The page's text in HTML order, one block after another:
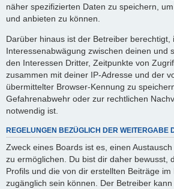
näher spezifizierten Daten zu speichern,
und anbieten zu können.
Darüber hinaus ist der Betreiber berechtigt,
Interessenabwägung zwischen deinen und
den Interessen Dritter, Zeitpunkte von
zusammen mit deiner IP-Adresse und der
übermittelter Browser-Kennung zu
Gefahrenabwehr oder zur rechtlichen
notwendig ist.
REGELUNGEN BEZÜGLICH DER WEITERGABE
Zweck eines Boards ist es, einen
zu ermöglichen. Du bist dir daher bewusst,
Profils und die von dir erstellten Beiträge
zugänglich sein können. Der Betreiber